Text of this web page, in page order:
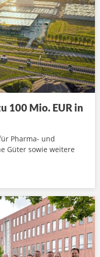
100 Mio. EUR in
Pharma- und
Güter sowie weitere